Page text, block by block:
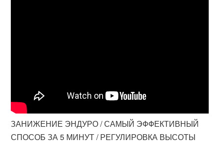
ЗАНИЖЕНИЕ ЭНДУРО / САМЫЙ ЭФФЕКТИВНЫЙ
СПОСОБ ЗА 5 МИНУТ / РЕГУЛИРОВКА ВЫСОТЫ